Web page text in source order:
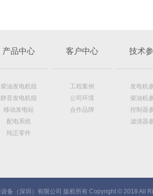
产品中心
柴油发电机组
静音发电机组
移动发电站
配电系统
纯正零件
客户中心
工程案例
公司环境
合作品牌
技术
发电机
柴油机
控制器
滤清器
备（深圳）有限公司 版权所有 Copyright © 2018 All